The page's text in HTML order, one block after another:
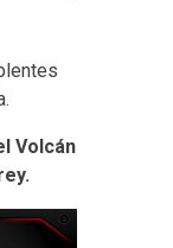
Volcán